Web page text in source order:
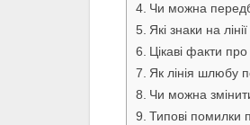
Чи можна
Які знаки на
Цікаві факти
Як лінія шлюбу
Чи можна
Типові помилки